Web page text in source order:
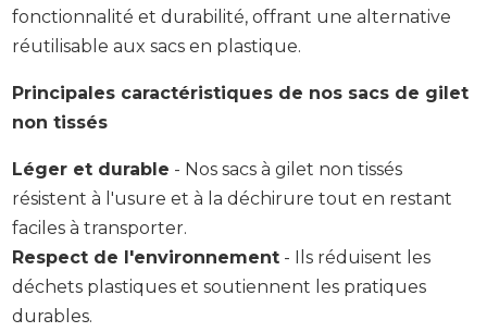
fonctionnalité et durabilité, offrant une alternative
réutilisable aux sacs en plastique.
Principales caractéristiques de nos sacs de gilet
non tissés
Léger et durable - Nos sacs à gilet non tissés
résistent à l'usure et à la déchirure tout en restant
faciles à transporter.
Respect de l'environnement - Ils réduisent les
déchets plastiques et soutiennent les pratiques
durables.